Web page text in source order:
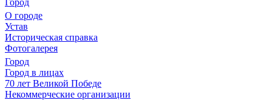
Город
О городе
Устав
Историческая справка
Фотогалерея
Город
Город в лицах
70 лет Великой Победе
Некоммерческие организации